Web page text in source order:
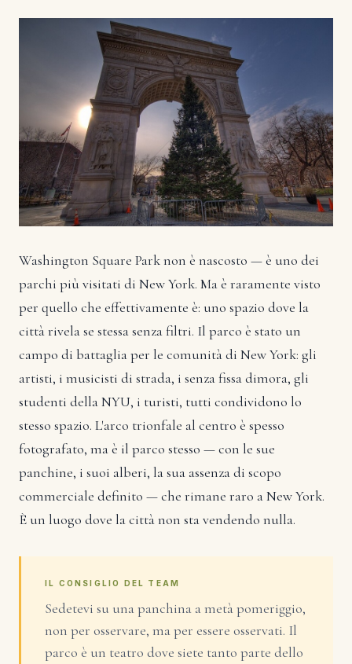
Washington Square Park non è nascosto — è uno dei
parchi più visitati di New York. Ma è raramente visto
per quello che effettivamente è: uno spazio dove la
città rivela se stessa senza filtri. Il parco è stato un
campo di battaglia per le comunità di New York: gli
artisti, i musicisti di strada, i senza fissa dimora, gli
studenti della NYU, i turisti, tutti condividono lo
stesso spazio. L'arco trionfale al centro è spesso
fotografato, ma è il parco stesso — con le sue
panchine, i suoi alberi, la sua assenza di scopo
commerciale definito — che rimane raro a New York.
È un luogo dove la città non sta vendendo nulla.
IL CONSIGLIO DEL TEAM
Sedetevi su una panchina a metà pomeriggio,
non per osservare, ma per essere osservati. Il
parco è un teatro dove siete tanto parte dello